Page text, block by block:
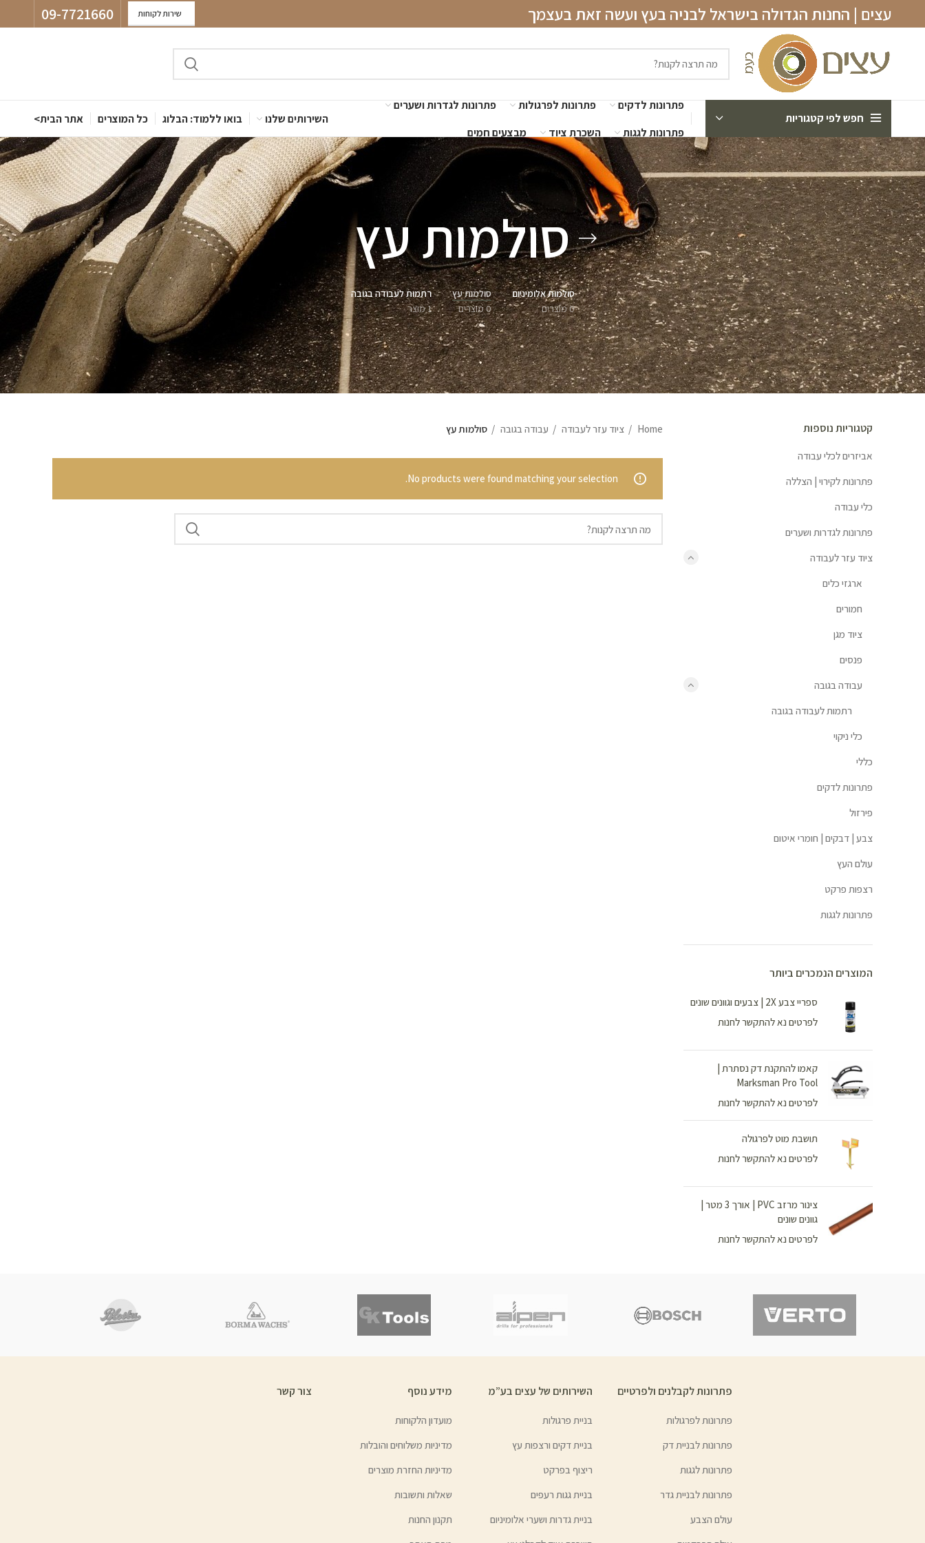
עצים | החנות הגדולה בישראל לבניה בעץ ועשה זאת בעצמך שירות לקוחות 09-7721660
חפש לפי קטגוריות
פתרונות לדקים פתרונות לפרגולות
פתרונות לגדרות ושערים
פתרונות לגגות
השכרת ציוד מבצעים חמים
השירותים שלנו בואו ללמוד: הבלוג כל המוצרים אתר הבית>
סולמות עץ
סולמות אלומיניום
0 מוצרים
סולמות עץ
0 מוצרים
רתמות לעבודה בגובה
1 מוצר
קטגוריות נוספות
אביזרים לכלי עבודה
פתרונות לקירוי | הצללה
כלי עבודה
פתרונות לגדרות ושערים
ציוד עזר לעבודה
ארגזי כלים
חמורים
ציוד מגן
פנסים
עבודה בגובה
רתמות לעבודה בגובה
כלי ניקוי
כללי
פתרונות לדקים
פירזול
צבע | דבקים | חומרי איטום
עולם העץ
רצפות פרקט
פתרונות לגגות
המוצרים הנמכרים ביותר
ספריי צבע 2X | צבעים וגוונים שונים
לפרטים נא להתקשר לחנות
קאמו להתקנת דק נסתרת |
Marksman Pro Tool
לפרטים נא להתקשר לחנות
תושבת מוט לפרגולה
לפרטים נא להתקשר לחנות
צינור מרזב PVC | אורך 3 מטר |
גוונים שונים
לפרטים נא להתקשר לחנות
Home ציוד עזר לעבודה עבודה בגובה סולמות עץ
No products were found matching your selection.
פתרונות לקבלנים ולפרטיים
פתרונות לפרגולות
פתרונות לבניית דק
פתרונות לגגות
פתרונות לבניית גדר
עולם הצבע
השירותים של עצים בע”מ
בניית פרגולות
בניית דקים ורצפות עץ
ריצוף בפרקט
בניית גגות רעפים
בניית גדרות ושערי אלומיניום
מידע נוסף
מועדון הלקוחות
מדיניות משלוחים והובלות
מדיניות החזרת מוצרים
שאלות ותשובות
תקנון החנות
צור קשר